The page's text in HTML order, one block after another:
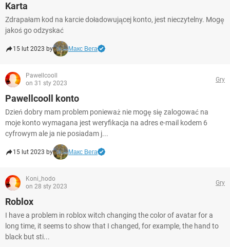
Karta
Zdrapałam kod na karcie doładowującej konto, jest nieczytelny. Mogę
jakoś go odzyskać
15 lut 2023 by Макс Вега
Pawellcooll
on 31 sty 2023
Gry
Pawellcooll konto
Dzień dobry mam problem ponieważ nie mogę się zalogować na
moje konto wymagana jest weryfikacja na adres e-mail kodem 6
cyfrowym ale ja nie posiadam j...
15 lut 2023 by Макс Вега
Koni_hodo
on 28 sty 2023
Gry
Roblox
I have a problem in roblox witch changing the color of avatar for a
long time, it seems to show that I changed, for example, the hand to
black but sti...